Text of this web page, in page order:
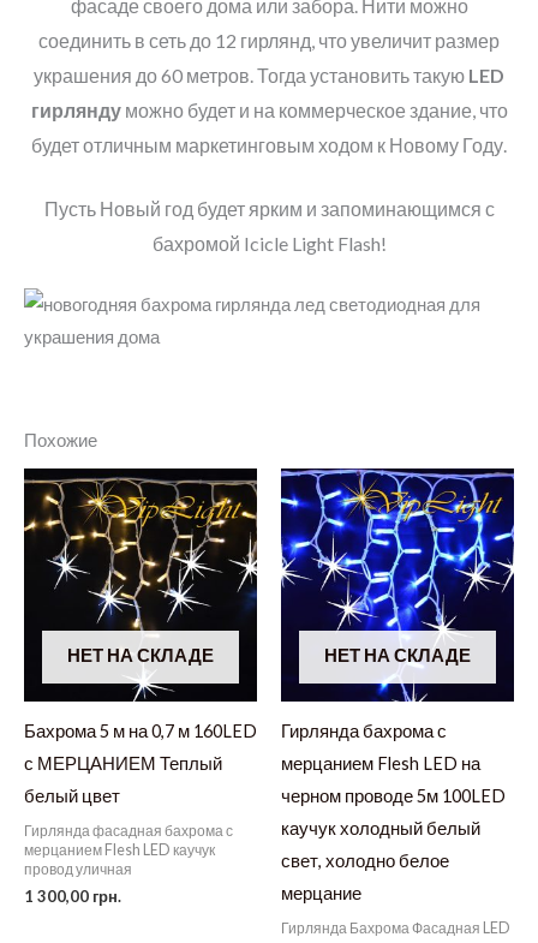
фасаде своего дома или забора. Нити можно
соединить в сеть до 12 гирлянд, что увеличит размер
украшения до 60 метров. Тогда установить такую LED
гирляндуможно будет и на коммерческое здание, что
будет отличным маркетинговым ходом к Новому Году.
Пусть Новый год будет ярким и запоминающимся с
бахромой Icicle Light Flash!
Похожие
НЕТ НА СКЛАДЕ
Бахрома 5 м на 0,7 м 160LED
с МЕРЦАНИЕМ Теплый
белый цвет
Гирлянда фасадная бахрома с
мерцанием Flesh LED каучук
провод уличная
1 300,00 грн.
НЕТ НА СКЛАДЕ
Гирлянда бахрома с
мерцанием Flesh LED на
черном проводе 5м 100LED
каучук холодный белый
свет, холодно белое
мерцание
Гирлянда Бахрома Фасадная LED